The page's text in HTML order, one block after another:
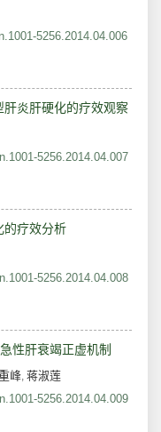
5256.2014.04.006
炎肝硬化的疗效观察
5256.2014.04.007
的疗效分析
5256.2014.04.008
性肝衰竭正虚机制
峰, 蒋淑莲
5256.2014.04.009